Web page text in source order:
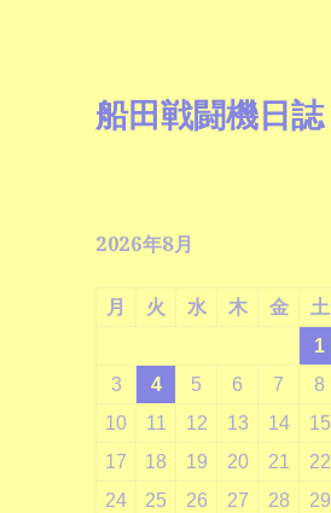
船田戦闘機日誌
2026年8月
月 火 水 木 金 土
1
3
4 5 6 7 8
10
11 12 13 14 15
17
18 19 20 21 22
24
25 26 27 28 29